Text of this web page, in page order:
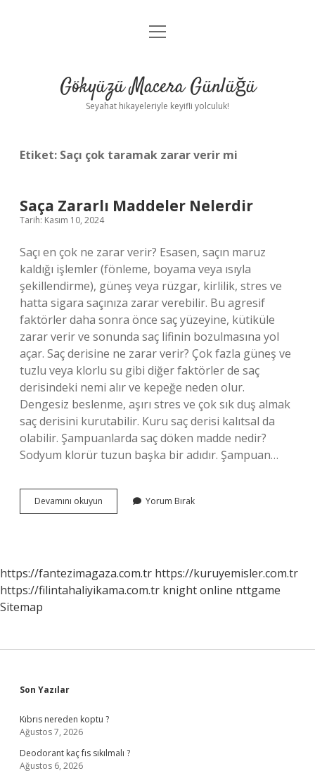
Anasayfa
Yasal Uyarı
menüyü
Gökyüzü Macera Günlüğü
Seyahat hikayeleriyle keyifli yolculuk!
Etiket: Saçı çok taramak zarar verir mi
Saça Zararlı Maddeler Nelerdir
Tarih: Kasım 10, 2024
Saçı en çok ne zarar verir? Esasen, saçın maruz
kaldığı işlemler (fönleme, boyama veya ısıyla
şekillendirme), güneş veya rüzgar, kirlilik, stres ve
hatta sigara saçınıza zarar verebilir. Bu agresif
faktörler daha sonra önce saç yüzeyine, kütiküle
zarar verir ve sonunda saç lifinin bozulmasına yol
açar. Saç derisine ne zarar verir? Çok fazla güneş ve
tuzlu veya klorlu su gibi diğer faktörler de saç
derisindeki nemi alır ve kepeğe neden olur.
Dengesiz beslenme, aşırı stres ve çok sık duş almak
saç derisini kurutabilir. Kuru saç derisi kalıtsal da
olabilir. Şampuanlarda saç döken madde nedir?
Sodyum klorür tuzun başka bir adıdır. Şampuan…
Devamını okuyun
Zararlı
Yorum Bırak
https://fantezimagaza.com.tr https://kuruyemisler.com.tr
https://filintahaliyikama.com.tr knight online nttgame
Sitemap
Sidebar
Son Yazılar
Kıbrıs nereden koptu ?
Ağustos 7, 2026
Deodorant kaç fıs sıkılmalı ?
Ağustos 6, 2026